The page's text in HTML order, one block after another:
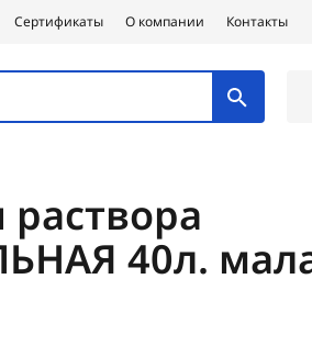
Сертификаты О компании Контакты
раствора
40л.